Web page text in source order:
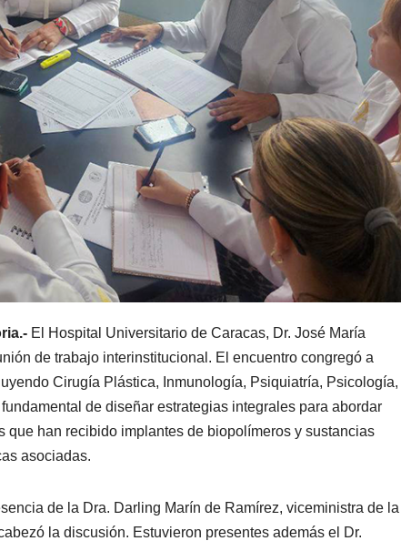
El Hospital Universitario de Caracas, Dr. José María
de trabajo interinstitucional. El encuentro congregó a
Cirugía Plástica, Inmunología, Psiquiatría, Psicología,
de diseñar estrategias integrales para abordar
han recibido implantes de biopolímeros y sustancias
asociadas.
de la Dra. Darling Marín de Ramírez, viceministra de la
la discusión. Estuvieron presentes además el Dr.